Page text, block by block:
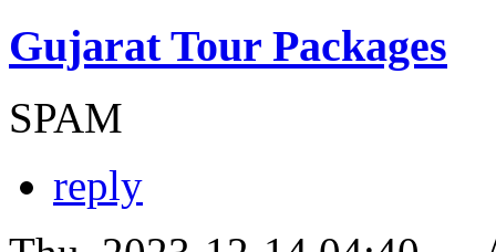
Gujarat Tour Packages
SPAM
reply